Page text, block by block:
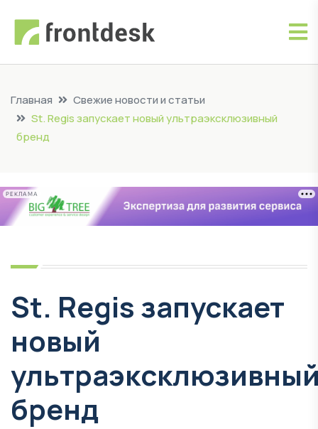
Главная
Свежие новости и статьи
St. Regis запускает новый ультраэксклюзивный
бренд
РЕКЛАМА
St. Regis запускает
новый
бренд